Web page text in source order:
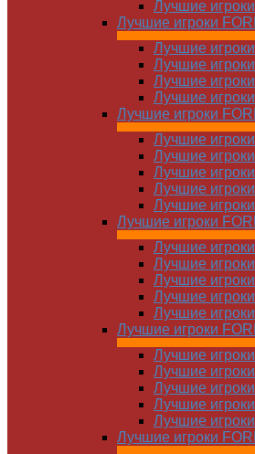
Лучшие
Лучшие игроки
Лучшие
Лучшие
Лучшие
Лучшие
Лучшие игроки
Лучшие
Лучшие
Лучшие
Лучшие
Лучшие
Лучшие игроки
Лучшие
Лучшие
Лучшие
Лучшие
Лучшие
Лучшие игроки
Лучшие
Лучшие
Лучшие
Лучшие
Лучшие
Лучшие игроки